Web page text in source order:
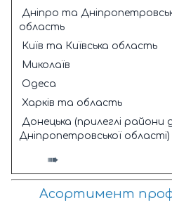
Дніпро та
область
Київ та Київська область
Миколаїв
Одеса
Харків та область
Донецька (прилеглі райони
Дніпропетровської області)
➠
Асортимент